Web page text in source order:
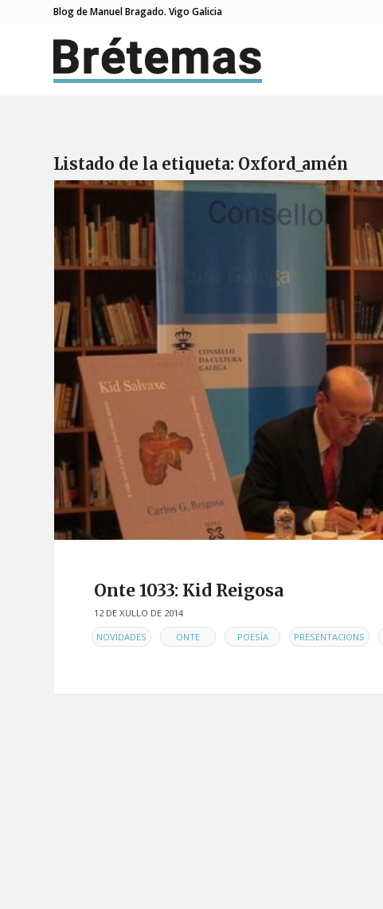
Blog de Manuel Bragado. Vigo Galicia
Listado de la etiqueta: Oxford_amén
Onte 1033: Kid Reigosa
12 DE XULLO DE 2014
ENNOVIDADES ONTE POESÍA PRESENTACIÓNS